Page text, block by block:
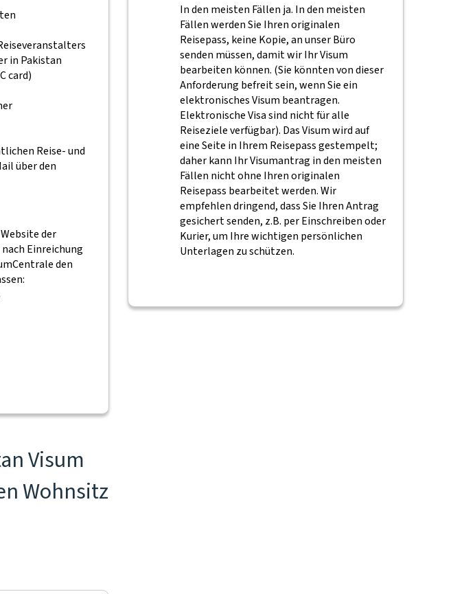
in Pakistan
card)
Reise- und
über den
der
Einreichung
den
Visum
Wohnsitz
In den meisten Fällen ja. In den meisten
Fällen werden Sie Ihren originalen
Reisepass, keine Kopie, an unser Büro
senden müssen, damit wir Ihr Visum
bearbeiten können. (Sie könnten von dieser
Anforderung befreit sein, wenn Sie ein
elektronisches Visum beantragen.
Elektronische Visa sind nicht für alle
Reiseziele verfügbar). Das Visum wird auf
eine Seite in Ihrem Reisepass gestempelt;
daher kann Ihr Visumantrag in den meisten
Fällen nicht ohne Ihren originalen
Reisepass bearbeitet werden. Wir
empfehlen dringend, dass Sie Ihren Antrag
gesichert senden, z.B. per Einschreiben oder
Kurier, um Ihre wichtigen persönlichen
Unterlagen zu schützen.